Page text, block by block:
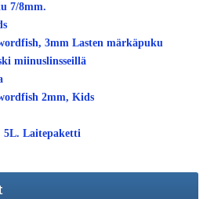
7/8mm.
3mm Lasten märkäpuku
miinuslinsseillä
2mm, Kids
5L. Laitepaketti